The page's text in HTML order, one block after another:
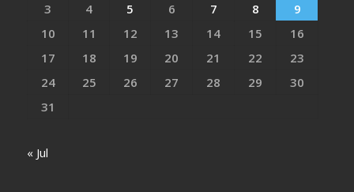
3
4 5 6 7 8
9
10
11 12 13 14 15
16
17
18 19 20 21 22
23
24
25 26 27 28 29
30
31
« Jul